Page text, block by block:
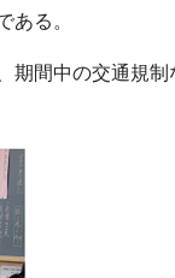
ある。
期間中の交通規